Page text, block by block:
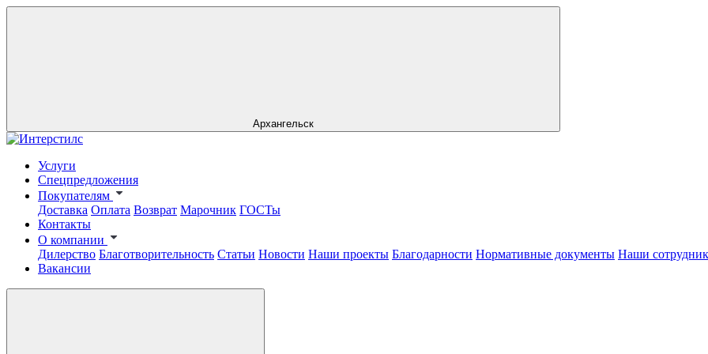
Архангельск
Услуги
Спецпредложения
Покупателям
Доставка Оплата Возврат Марочник ГОСТы
Контакты
О компании
Дилерство Благотворительность Статьи Новости Наши проекты Благодарности Нормативные документы Наши
Вакансии